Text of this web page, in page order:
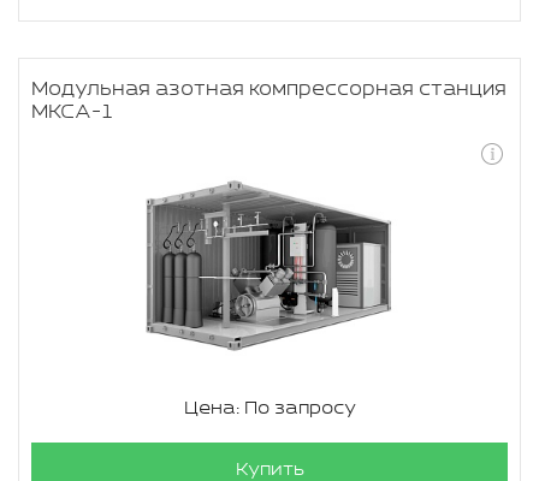
Модульная азотная компрессорная станция
МКСА-1
Цена: По запросу
Купить